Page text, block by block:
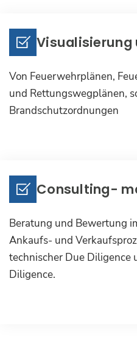
Visualisierung
Von Feuerwehrplänen,
und Rettungswegplänen,
Brandschutzordnungen
Consulting-
Beratung und Bewertung
Ankaufs- und
technischer Due Diligence
Diligence.